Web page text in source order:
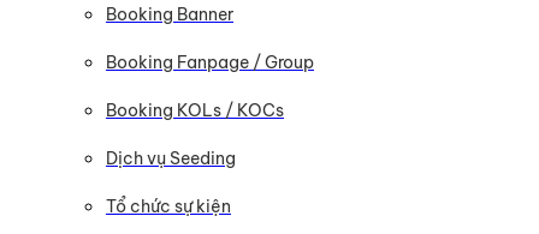
Booking Banner
Booking Fanpage / Group
Booking KOLs / KOCs
Dịch vụ Seeding
Tổ chức sự kiện